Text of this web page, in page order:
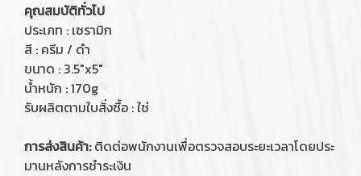
คุณสมบัติทั่วไป
ประเภท : เซรามิก
สี : ครีม / ดำ
ขนาด : 3.5"x5"
น้ำหนัก : 170g
รับผลิตตามใบสั่งซื้อ : ใช่
การส่งสินค้า:ติดต่อพนักงานเพื่อตรวจสอบระยะเวลาโดยประ
มานหลังการชำระเงิน